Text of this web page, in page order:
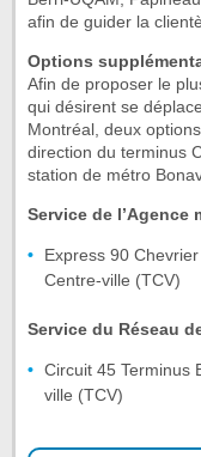
afin de guider la
Options
Afin de proposer le
qui désirent se
Montréal, deux
direction du terminus
station de métro
Service de l’Agence
Express 90
Centre-ville (TCV)
Service du Réseau
Circuit 45 Terminus
ville (TCV)